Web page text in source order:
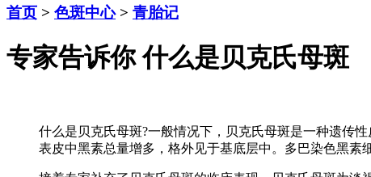
首页 > 色斑中心> 青胎记
专家告诉你 什么是贝克氏母斑
什么是贝克氏母斑?一般情况下，贝克氏母斑是一种遗传
表皮中黑素总量增多，格外见于基底层中。多巴染色黑素